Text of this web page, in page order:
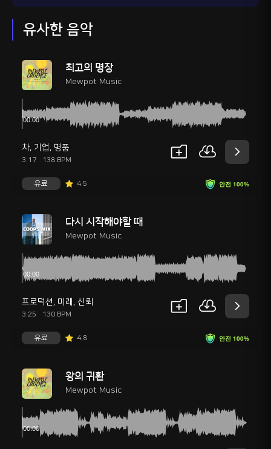
유사한 음악
최고의 명장
Mewpot Music
차, 기업, 명품
3:17 138 BPM
안전 100%
유료 4.5
다시 시작해야할 때
Mewpot Music
프로덕션, 미래 , 신뢰
3:25 130 BPM
안전 100%
유료 4.8
왕의 귀환
Mewpot Music